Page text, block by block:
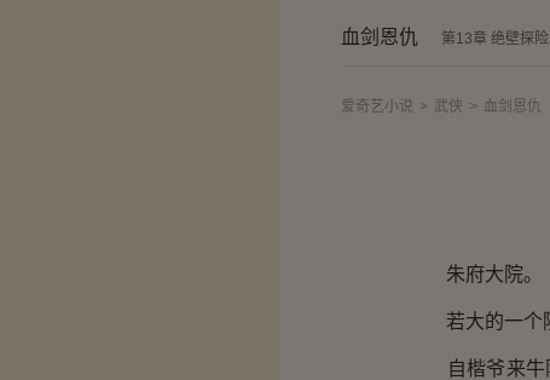
血剑恩仇 第13章 绝壁探险
爱奇艺小说 > 武侠 > 血剑恩仇
朱府大院。
若大的一个院
自楷爷来牛阳